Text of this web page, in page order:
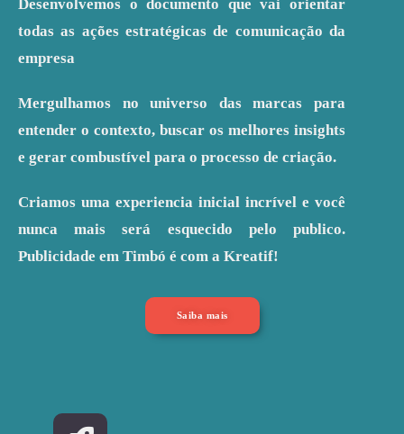
Desenvolvemos o documento que vai orientar
todas as ações estratégicas de comunicação da
empresa
Mergulhamos no universo das marcas para
entender o contexto, buscar os melhores insights
e gerar combustível para o processo de criação.
Criamos uma experiencia inicial incrível e você
nunca mais será esquecido pelo publico.
Publicidade em Timbó é com a Kreatif!
Saiba mais